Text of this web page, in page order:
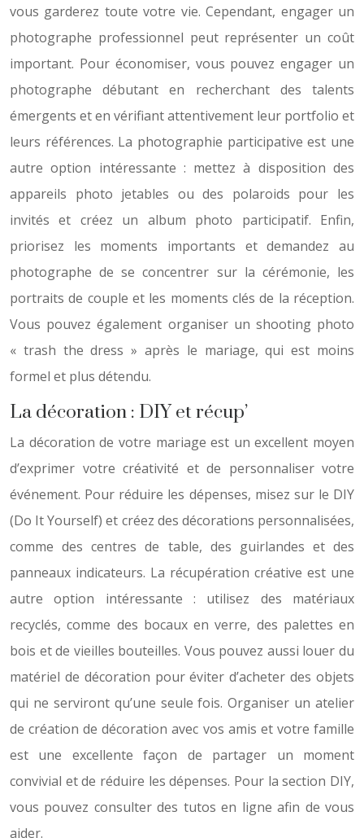
vous garderez toute votre vie. Cependant, engager un
photographe professionnel peut représenter un coût
important. Pour économiser, vous pouvez engager un
photographe débutant en recherchant des talents
émergents et en vérifiant attentivement leur portfolio et
leurs références. La photographie participative est une
autre option intéressante : mettez à disposition des
appareils photo jetables ou des polaroids pour les
invités et créez un album photo participatif. Enfin,
priorisez les moments importants et demandez au
photographe de se concentrer sur la cérémonie, les
portraits de couple et les moments clés de la réception.
Vous pouvez également organiser un shooting photo
« trash the dress » après le mariage, qui est moins
formel et plus détendu.
La décoration : DIY et récup’
La décoration de votre mariage est un excellent moyen
d’exprimer votre créativité et de personnaliser votre
événement. Pour réduire les dépenses, misez sur le DIY
(Do It Yourself) et créez des décorations personnalisées,
comme des centres de table, des guirlandes et des
panneaux indicateurs. La récupération créative est une
autre option intéressante : utilisez des matériaux
recyclés, comme des bocaux en verre, des palettes en
bois et de vieilles bouteilles. Vous pouvez aussi louer du
matériel de décoration pour éviter d’acheter des objets
qui ne serviront qu’une seule fois. Organiser un atelier
de création de décoration avec vos amis et votre famille
est une excellente façon de partager un moment
convivial et de réduire les dépenses. Pour la section DIY,
vous pouvez consulter des tutos en ligne afin de vous
aider.